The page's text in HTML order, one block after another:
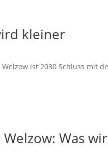
kleiner
Welzow ist 2030 Schluss
Was